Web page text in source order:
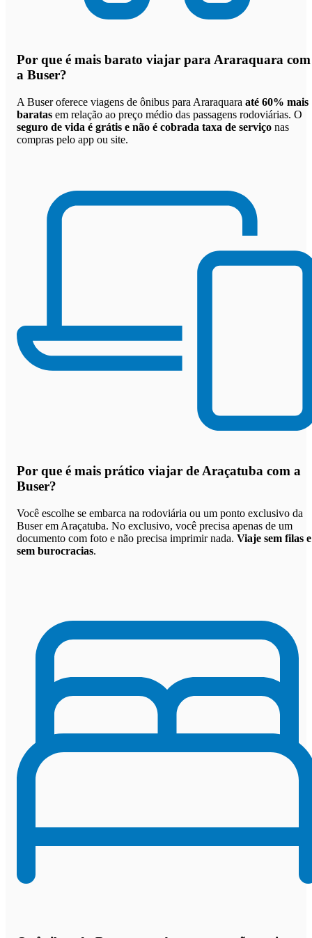
Por que é mais barato viajar para Araraquara com
a Buser?
A Buser oferece viagens de ônibus para Araraquara até 60% mais
baratas em relação ao preço médio das passagens rodoviárias. O
seguro de vida é grátis e não é cobrada taxa de serviço nas
compras pelo app ou site.
Por que é mais prático viajar de Araçatuba com a
Buser?
Você escolhe se embarca na rodoviária ou um ponto exclusivo da
Buser em Araçatuba. No exclusivo, você precisa apenas de um
documento com foto e não precisa imprimir nada. Viaje sem filas e
sem burocracias.